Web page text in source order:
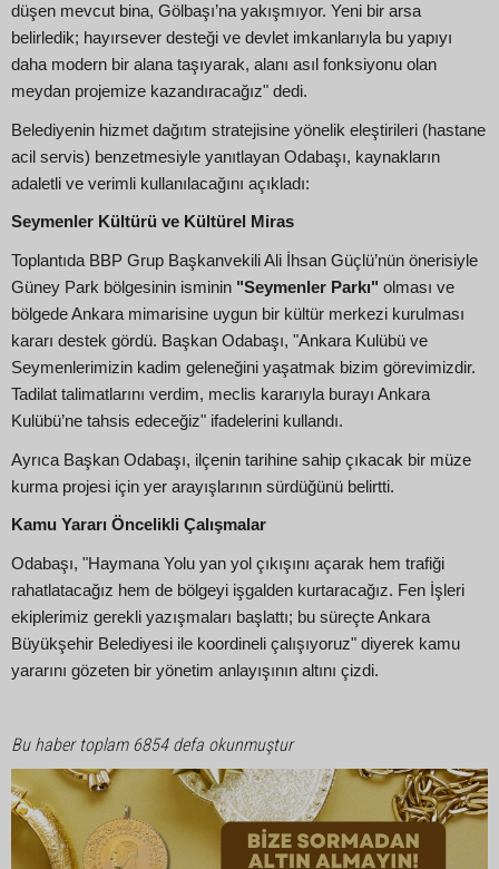
düşen mevcut bina, Gölbaşı’na yakışmıyor. Yeni bir arsa
belirledik; hayırsever desteği ve devlet imkanlarıyla bu yapıyı
daha modern bir alana taşıyarak, alanı asıl fonksiyonu olan
meydan projemize kazandıracağız" dedi.
Belediyenin hizmet dağıtım stratejisine yönelik eleştirileri (hastane
acil servis) benzetmesiyle yanıtlayan Odabaşı, kaynakların
adaletli ve verimli kullanılacağını açıkladı:
Seymenler Kültürü ve Kültürel Miras
Toplantıda BBP Grup Başkanvekili Ali İhsan Güçlü’nün önerisiyle
Güney Park bölgesinin isminin "Seymenler Parkı" olması ve
bölgede Ankara mimarisine uygun bir kültür merkezi kurulması
kararı destek gördü. Başkan Odabaşı, "Ankara Kulübü ve
Seymenlerimizin kadim geleneğini yaşatmak bizim görevimizdir.
Tadilat talimatlarını verdim, meclis kararıyla burayı Ankara
Kulübü’ne tahsis edeceğiz" ifadelerini kullandı.
Ayrıca Başkan Odabaşı, ilçenin tarihine sahip çıkacak bir müze
kurma projesi için yer arayışlarının sürdüğünü belirtti.
Kamu Yararı Öncelikli Çalışmalar
Odabaşı, "Haymana Yolu yan yol çıkışını açarak hem trafiği
rahatlatacağız hem de bölgeyi işgalden kurtaracağız. Fen İşleri
ekiplerimiz gerekli yazışmaları başlattı; bu süreçte Ankara
Büyükşehir Belediyesi ile koordineli çalışıyoruz" diyerek kamu
yararını gözeten bir yönetim anlayışının altını çizdi.
Bu haber toplam 6854 defa okunmuştur